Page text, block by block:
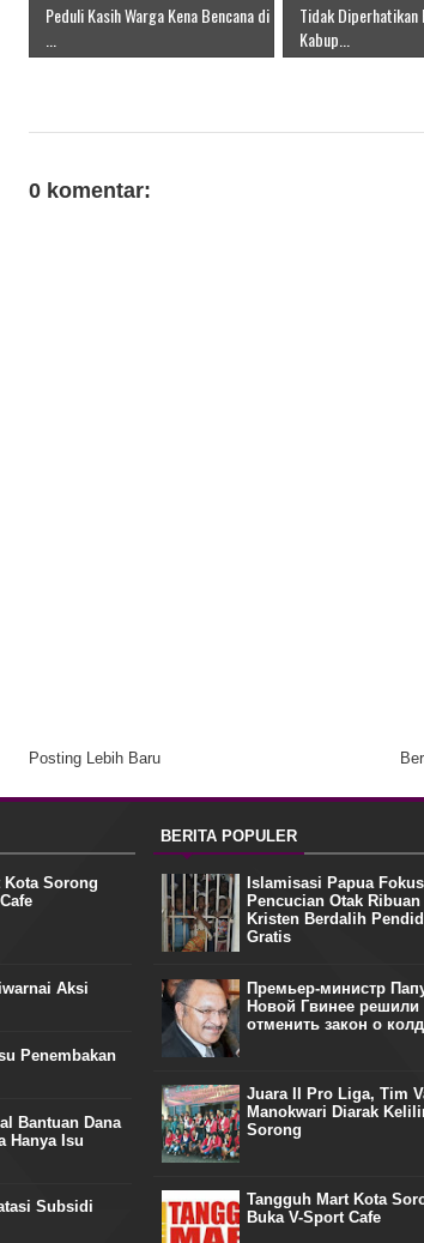
Peduli Kasih Warga Kena Bencana di
Tidak Diperhatikan
Kabup...
0 komentar:
Posting Lebih Baru
Kota Sorong
Aksi
Penembakan
Bantuan Dana
Hanya Isu
Subsidi
BERITA POPULER
Islamisasi Papua Fokus
Pencucian Otak
Kristen Berdalih
Gratis
Премьер-министр
Новой Гвинее решили
отменить закон о
Juara II Pro Liga, Tim
Manokwari Diarak
Sorong
Tangguh Mart Kota
Buka V-Sport Cafe